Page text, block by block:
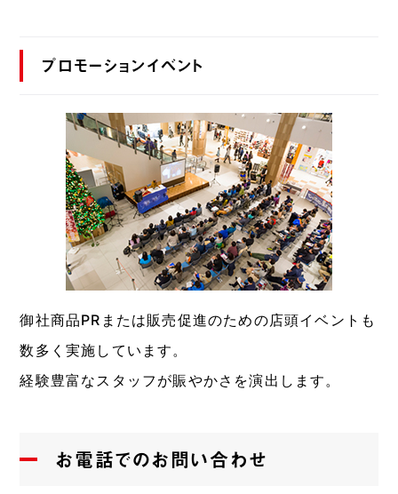
プロモーションイベント
御社商品PRまたは販売促進のための店頭イベントも
数多く実施しています。
経験豊富なスタッフが賑やかさを演出します。
お電話でのお問い合わせ